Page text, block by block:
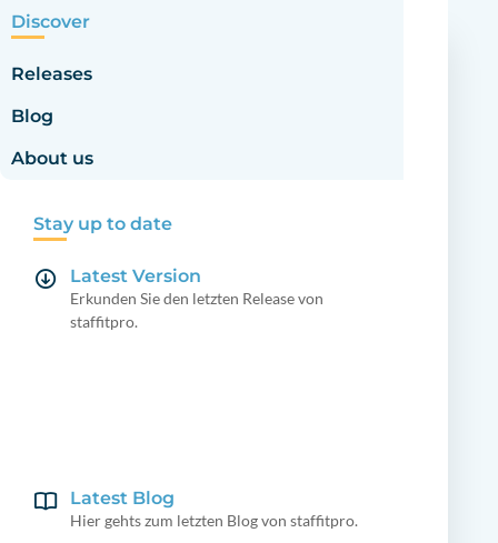
Discover
Releases
Blog
About us
Stay up to date
Latest Version
Erkunden Sie den letzten Release von
staffitpro.
Latest Blog
Hier gehts zum letzten Blog von staffitpro.